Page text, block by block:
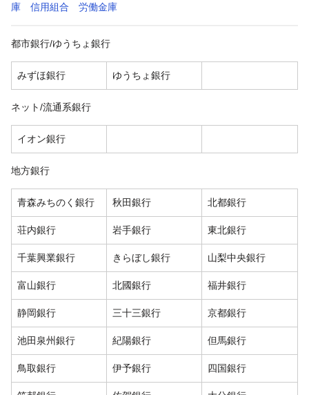
庫
信用組合 労働金庫
都市銀行/ゆうちょ銀行
みずほ銀行 ゆうちょ銀行
ネット/流通系銀行
イオン銀行
地方銀行
青森みちのく銀行 秋田銀行 北都銀行
荘内銀行 岩手銀行 東北銀行
千葉興業銀行 きらぼし銀行 山梨中央銀行
富山銀行 北國銀行 福井銀行
静岡銀行 三十三銀行 京都銀行
池田泉州銀行 紀陽銀行 但馬銀行
鳥取銀行 伊予銀行 四国銀行